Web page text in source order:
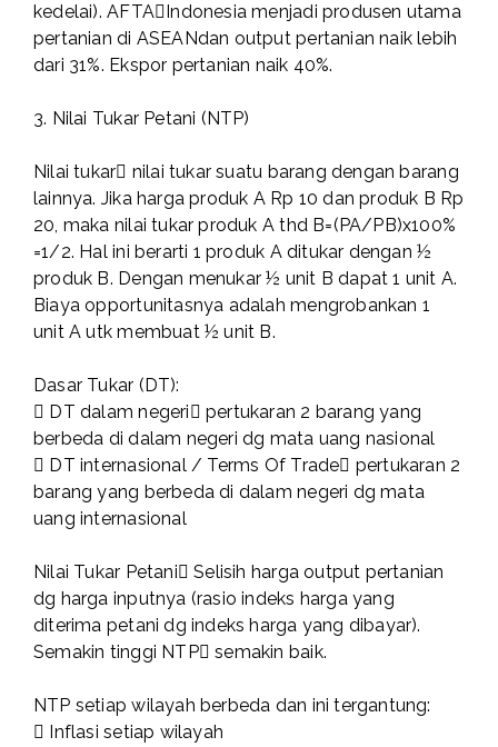
kedelai). AFTAIndonesia menjadi produsen utama
pertanian di ASEANdan output pertanian naik lebih
dari 31%. Ekspor pertanian naik 40%.
3. Nilai Tukar Petani (NTP)
Nilai tukar nilai tukar suatu barang dengan barang
lainnya. Jika harga produk A Rp 10 dan produk B Rp
20, maka nilai tukar produk A thd B=(PA/PB)x100%
=1/2. Hal ini berarti 1 produk A ditukar dengan ½
produk B. Dengan menukar ½ unit B dapat 1 unit A.
Biaya opportunitasnya adalah mengrobankan 1
unit A utk membuat ½ unit B.
Dasar Tukar (DT):
 DT dalam negeri pertukaran 2 barang yang
berbeda di dalam negeri dg mata uang nasional
 DT internasional / Terms Of Trade pertukaran 2
barang yang berbeda di dalam negeri dg mata
uang internasional
Nilai Tukar Petani Selisih harga output pertanian
dg harga inputnya (rasio indeks harga yang
diterima petani dg indeks harga yang dibayar).
Semakin tinggi NTP semakin baik.
NTP setiap wilayah berbeda dan ini tergantung:
 Inflasi setiap wilayah